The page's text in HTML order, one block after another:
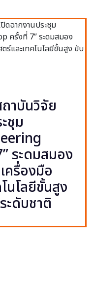
าบันวิจัย
ชุม
ระดมสมอง
ครื่องมือ
นโลยีขั้นสูง
ะดับชาติ